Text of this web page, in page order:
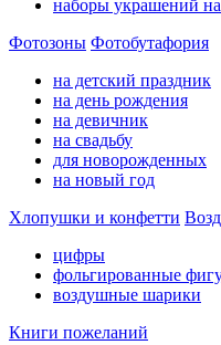
наборы украшений на
Фотозоны Фотобутафория
на детский праздник
на день рождения
на девичник
на свадьбу
для новорожденных
на новый год
Хлопушки и конфетти
цифры
фольгированные
воздушные шарики
Книги пожеланий